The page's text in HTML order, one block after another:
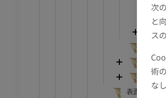
橋
脊髄
第四脳
表面の形状
足根MRI
MRI
プレミアム
次
と
ス
術
な